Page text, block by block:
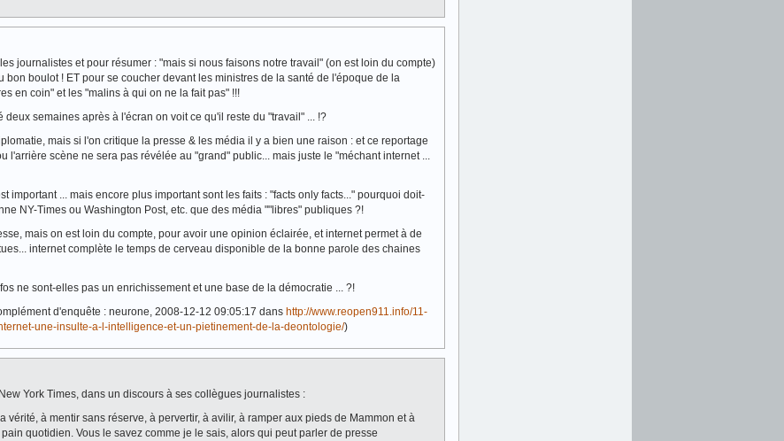
journalistes et pour résumer : "mais si nous faisons notre travail" (on est loin du compte)
bon boulot ! ET pour se coucher devant les ministres de la santé de l'époque de la
en coin" et les "malins à qui on ne la fait pas" !!!
deux semaines après à l'écran on voit ce qu'il reste du "travail" ... !?
mais si l'on critique la presse & les média il y a bien une raison : et ce reportage
l'arrière scène ne sera pas révélée au "grand" public... mais juste le "méchant internet ...
important ... mais encore plus important sont les faits : "facts only facts..." pourquoi doit-
NY-Times ou Washington Post, etc. que des média ""libres" publiques ?!
mais on est loin du compte, pour avoir une opinion éclairée, et internet permet à de
internet complète le temps de cerveau disponible de la bonne parole des chaines
ne sont-elles pas un enrichissement et une base de la démocratie ... ?!
d'enquête : neurone, 2008-12-12 09:05:17 dans http://www.reopen911.info/11-
une-insulte-a-l-intelligence-et-un-pietinement-de-la-deontologie/)
York Times, dans un discours à ses collègues journalistes :
à mentir sans réserve, à pervertir, à avilir, à ramper aux pieds de Mammon et à
quotidien. Vous le savez comme je le sais, alors qui peut parler de presse